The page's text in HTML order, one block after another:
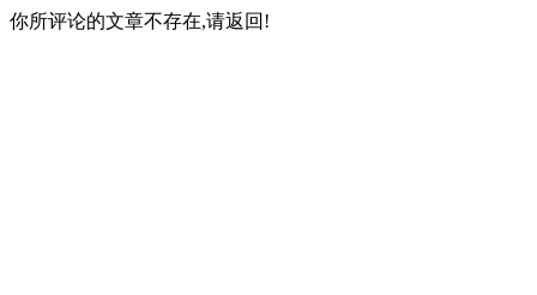
你所评论的文章不存在,请返回!